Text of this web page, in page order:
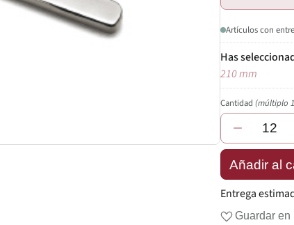
Artículos con
210 mm
Cantidad(múltiplo
−
Añadir al
Entrega
Guardar en